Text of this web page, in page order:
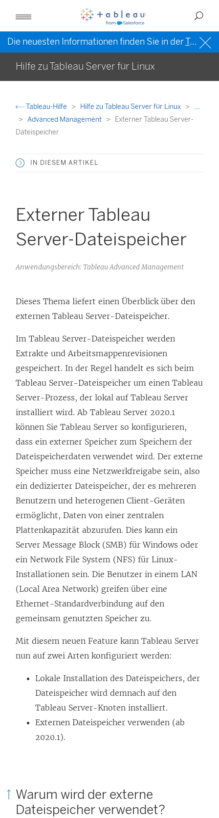
Die neuesten Informationen finden Sie in derTableau-Hilfe in englischer Sprache (US)
Hilfe zu Tableau Server für Linux
Tableau-Hilfe Hilfe zu Tableau Server für Linux
...
Advanced Management
Externer Tableau Server-
Dateispeicher
IN DIESEM ARTIKEL
Externer Tableau
Server-Dateispeicher
Anwendungsbereich: Tableau Advanced Management
Dieses Thema liefert einen Überblick über den
externen Tableau Server-Dateispeicher.
Im Tableau Server-Dateispeicher werden
Extrakte und Arbeitsmappenrevisionen
gespeichert. In der Regel handelt es sich beim
Tableau Server-Dateispeicher um einen Tableau
Server-Prozess, der lokal auf Tableau Server
installiert wird. Ab Tableau Server 2020.1
können Sie Tableau Server so konfigurieren,
dass ein externer Speicher zum Speichern der
Dateispeicherdaten verwendet wird. Der externe
Speicher muss eine Netzwerkfreigabe sein, also
ein dedizierter Dateispeicher, der es mehreren
Benutzern und heterogenen Client-Geräten
ermöglicht, Daten von einer zentralen
Plattenkapazität abzurufen. Dies kann ein
Server Message Block (SMB) für Windows oder
ein Network File System (NFS) für Linux-
Installationen sein. Die Benutzer in einem LAN
(Local Area Network) greifen über eine
Ethernet-Standardverbindung auf den
gemeinsam genutzten Speicher zu.
Mit diesem neuen Feature kann Tableau Server
nun auf zwei Arten konfiguriert werden:
Lokale Installation des Dateispeichers, der
Dateispeicher wird demnach auf den
Tableau Server-Knoten installiert.
Externen Dateispeicher verwenden (ab
2020.1).
Warum wird der externe
Dateispeicher verwendet?